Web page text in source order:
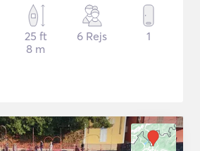
25 ft
8 m
6 Rejs 1